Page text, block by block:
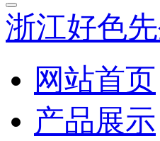
浙江好色
网站首页
产品展示